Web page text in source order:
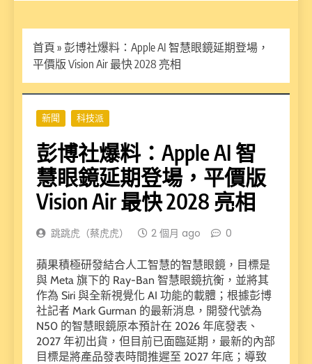
首頁 » 彭博社爆料：Apple AI 智慧眼鏡延期登場，
平價版 Vision Air 最快 2028 亮相
新聞 科技派
彭博社爆料：Apple AI 智
慧眼鏡延期登場，平價版
Vision Air 最快 2028 亮相
跳跳虎（蔡虎虎） 2 個月 ago 0
蘋果積極研發結合人工智慧的智慧眼鏡，目標是
與 Meta 旗下的 Ray-Ban 智慧眼鏡抗衡，並將其
作為 Siri 與全新視覺化 AI 功能的載體；根據彭博
社記者 Mark Gurman 的最新消息，開發代號為
N50 的智慧眼鏡原本預計在 2026 年底發表、
2027 年初出貨，但目前已面臨延期，最新的內部
目標是將產品發表時間推遲至 2027 年底；導致